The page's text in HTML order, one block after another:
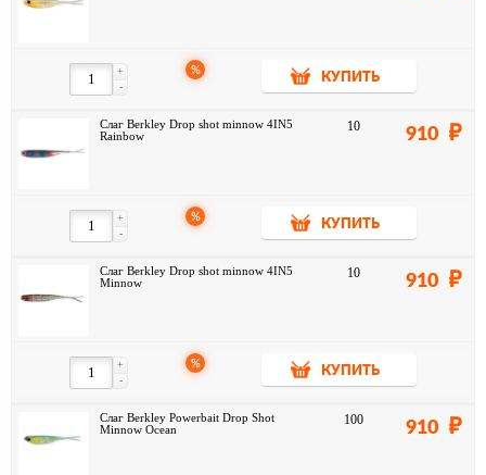
-
+ %
КУПИТЬ
Слаг Berkley Drop shot minnow 4IN5
Rainbow
10 910
-
+ %
КУПИТЬ
Слаг Berkley Drop shot minnow 4IN5
Minnow
10 910
-
+ %
КУПИТЬ
Слаг Berkley Powerbait Drop Shot
Minnow Ocean
100 910